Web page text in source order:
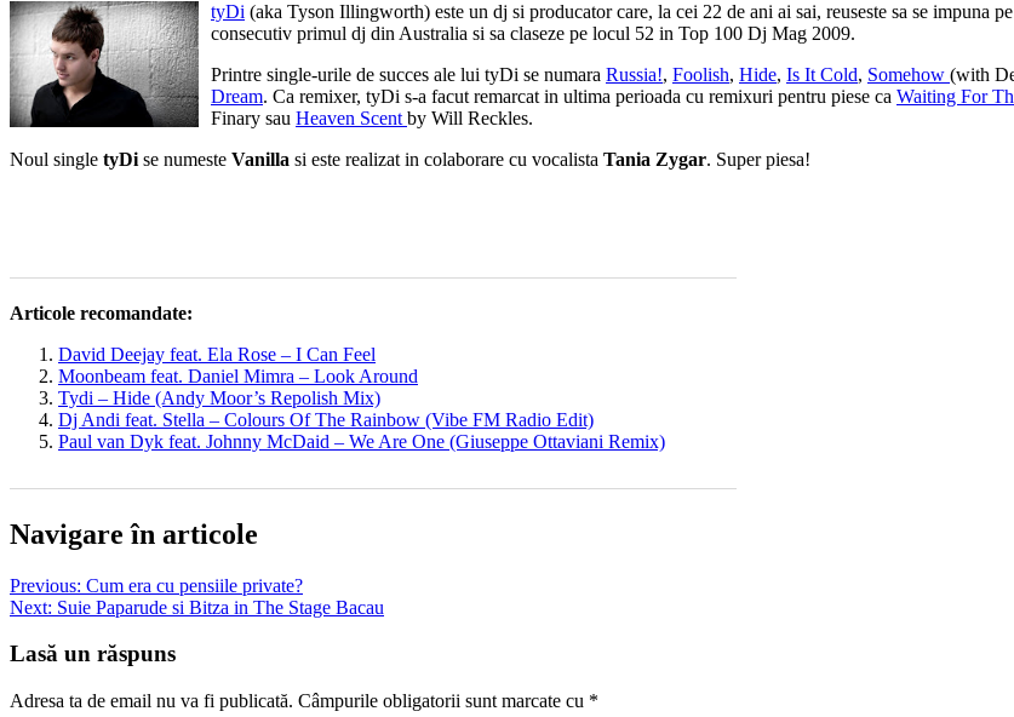
tyDi (aka Tyson Illingworth) este un dj si producator care, la cei 22 de ani ai sai, reuseste sa se impuna
consecutiv primul dj din Australia si sa claseze pe locul 52 in Top 100 Dj Mag 2009.
Printre single-urile de succes ale lui tyDi se numara Russia!, Foolish, Hide, Is It Cold, Somehow (with
Dream. Ca remixer, tyDi s-a facut remarcat in ultima perioada cu remixuri pentru piese ca Waiting For
Finary sau Heaven Scent by Will Reckles.
Noul single tyDi se numeste Vanilla si este realizat in colaborare cu vocalista Tania Zygar. Super piesa!
Articole recomandate:
David Deejay feat. Ela Rose – I Can Feel
Moonbeam feat. Daniel Mimra – Look Around
Tydi – Hide (Andy Moor’s Repolish Mix)
Dj Andi feat. Stella – Colours Of The Rainbow (Vibe FM Radio Edit)
Paul van Dyk feat. Johnny McDaid – We Are One (Giuseppe Ottaviani Remix)
Navigare în articole
Previous: Cum era cu pensiile private?
Next: Suie Paparude si Bitza in The Stage Bacau
Lasă un răspuns
Adresa ta de email nu va fi publicată. Câmpurile obligatorii sunt marcate cu *